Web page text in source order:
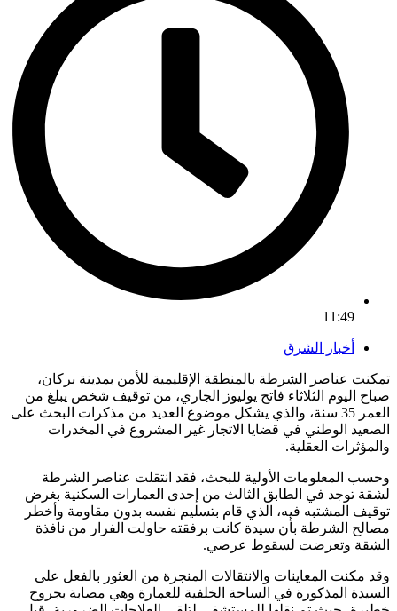
11:49
أخبار الشرق
تمكنت عناصر الشرطة بالمنطقة الإقليمية للأمن بمدينة بركان،
صباح اليوم الثلاثاء فاتح يوليوز الجاري، من توقيف شخص يبلغ من
العمر 35 سنة، والذي يشكل موضوع العديد من مذكرات البحث على
الصعيد الوطني في قضايا الاتجار غير المشروع في المخدرات
والمؤثرات العقلية.
وحسب المعلومات الأولية للبحث، فقد انتقلت عناصر الشرطة
لشقة توجد في الطابق الثالث من إحدى العمارات السكنية بغرض
توقيف المشتبه فيه، الذي قام بتسليم نفسه بدون مقاومة وأخطر
مصالح الشرطة بأن سيدة كانت برفقته حاولت الفرار من نافذة
الشقة وتعرضت لسقوط عرضي.
وقد مكنت المعاينات والانتقالات المنجزة من العثور بالفعل على
السيدة المذكورة في الساحة الخلفية للعمارة وهي مصابة بجروح